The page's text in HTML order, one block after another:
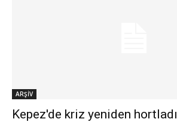
ARŞİV
Kepez'de kriz yeniden hortladı